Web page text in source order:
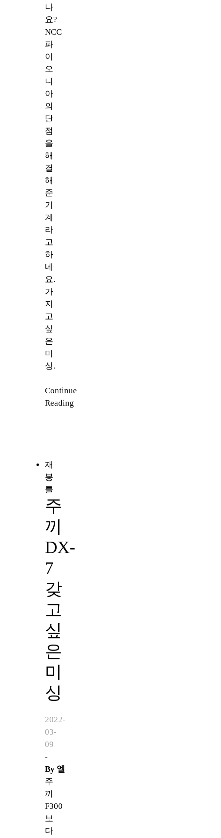
나
요?
NCC
파
이
오
니
아
의
단
점
을
해
결
해
준
기
계
라
고
하
네
요.
가
지
고
싶
은
미
싱.
Continue
Reading
재
봉
틀
주
끼
DX-
7
갖
고
싶
은
미
싱
2022-
03-
09
-
By 엘
주
끼
F300
보
다